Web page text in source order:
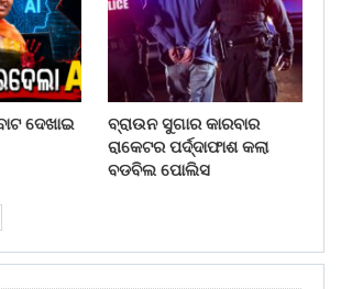
ଦେଖାଇ
ବ୍ରାଉନ ସୁଗାର କାରବାର
ରାକେଟର ପର୍ଦ୍ଦାଫାଶ କଲା
ବଡବିଲ ପୋଲିସ